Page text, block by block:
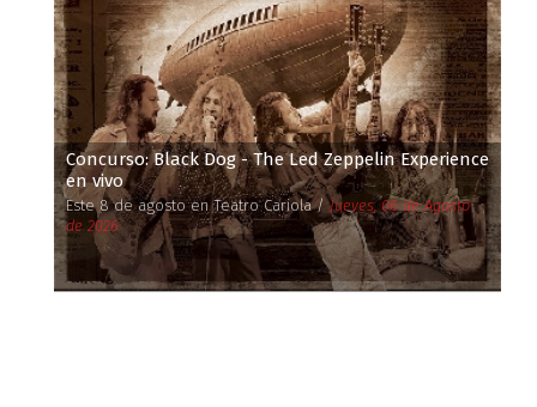
Concurso: Black Dog - The Led Zeppelin Experience
en vivo
Este 8 de agosto en Teatro Cariola /Jueves, 06 de Agosto
de 2026